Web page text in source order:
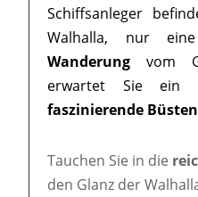
Schiffsanleger
Walhalla, nur
Wanderung vom
erwartet Sie ein
faszinierende Büsten
Tauchen Sie in die
den Glanz der